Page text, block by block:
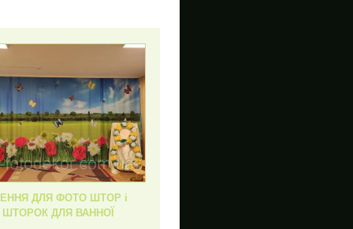
ДЛЯ ФОТО ШТОР і
ШТОРОК ДЛЯ ВАННОЇ